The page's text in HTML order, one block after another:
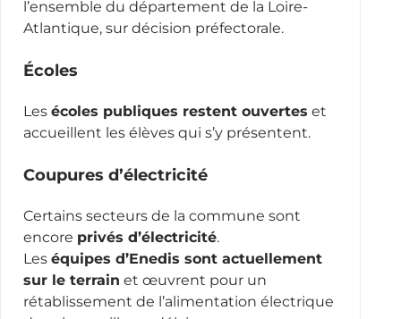
l’ensemble du département de la Loire-
Atlantique, sur décision préfectorale.
Écoles
Les écoles publiques restent ouvertes et
accueillent les élèves qui s’y présentent.
Coupures d’électricité
Certains secteurs de la commune sont
encore privés d’électricité.
Les équipes d’Enedis sont actuellement
sur le terrain et œuvrent pour un
rétablissement de l’alimentation électrique